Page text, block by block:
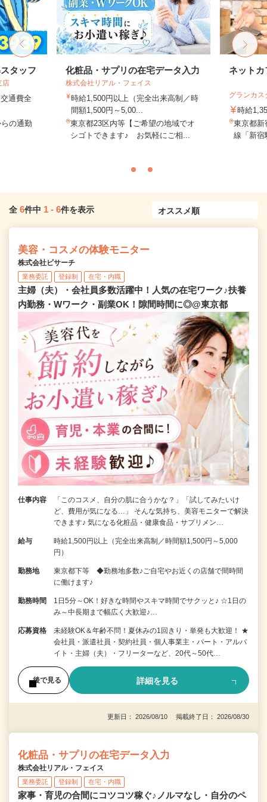
タッフ
店
通費全
の通勤
化粧品・サプリの在宅データ入力
株式会社リアル・フェイス
時給1,500円以上（完全出来高制／時
間額1,500円～5,00...
東京都23区内等【ご希望の地域でオ
シゴトできます♪ お気軽にご相...
ネットカ
グランカ
時給
東京都新
線「新宿
全 6件中 1 - 6件を表示
美容・コスメの体験モニター
株式会社ビサーチ
業務委託 登録制 在宅・内職
主婦（夫）・会社員多数活躍中！人気の在宅ワーク♪扶養
内勤務・Wワーク・副業OK！隙間時間に◎@東京都
仕事内容
「このコスメ、自分の肌に合うかな？」「試してみたいけ
ど、費用が気になる…」 そんな気持ち、美容モニターで解決
できます♪ 気になる化粧品・健康食品・サプリメン…
給与
時給1,500円以上（完全出来高制／時間額1,500円～5,000
円）
勤務地
東京都下等 ◆勤務地多数♪ご自宅やお近くの店舗で間時間
に働けます♪
勤務時間
1日5分～OK！好きな時間やスキマ時間でサクッと♪ ☆1日の
み～中長期まで幅広く大歓迎♪…
応募資格
未経験OK＆年齢不問！夏休みの1回きり・単発も大歓迎！ ★
会社員・派遣社員・契約社員・個人事業主・パート・アルバ
イト・主婦（夫）・フリーターなど、20代～50代…
後で見る 詳細を見る
更新日： 2026/08/10 掲載終了日： 2026/08/30
化粧品・サプリの在宅データ入力
株式会社リアル・フェイス
業務委託 登録制 在宅・内職
家事・育児の合間にコツコツ稼ぐ♪ノルマなし・自分のペ